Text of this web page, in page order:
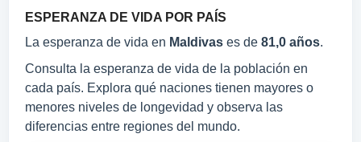
ESPERANZA DE VIDA POR PAÍS
La esperanza de vida en Maldivas es de 81,0 años.
Consulta la esperanza de vida de la población en
cada país. Explora qué naciones tienen mayores o
menores niveles de longevidad y observa las
diferencias entre regiones del mundo.